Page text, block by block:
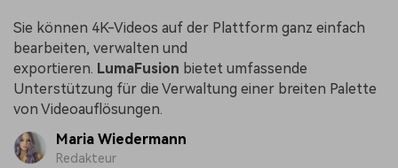
Sie können 4K-Videos auf der Plattform ganz einfach
bearbeiten, verwalten und
exportieren. LumaFusion bietet umfassende
Unterstützung für die Verwaltung einer breiten Palette
von Videoauflösungen.
Maria Wiedermann
Redakteur